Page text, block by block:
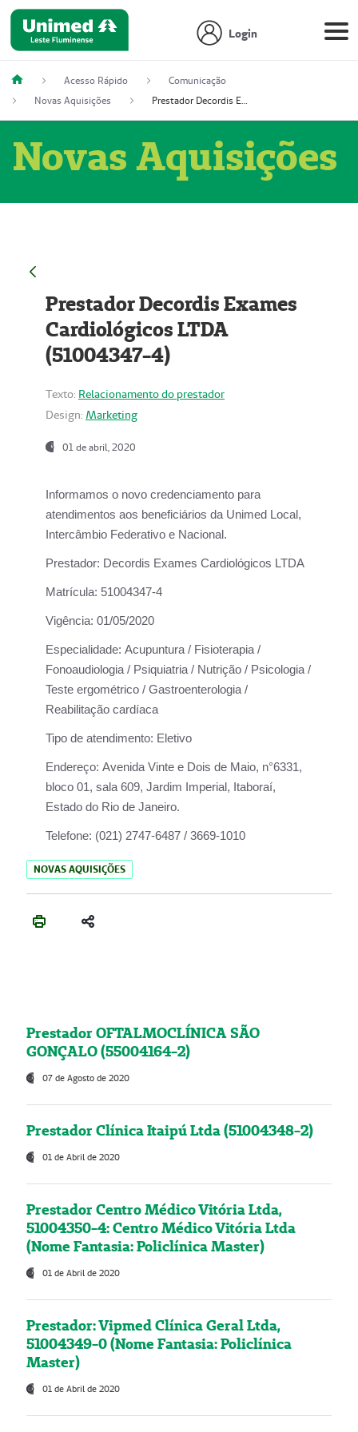
Login
Acesso Rápido
Comunicação
Novas Aquisições
Prestador Decordis Exames Cardiológicos LTDA (51004347-4)
Novas Aquisições
Prestador Decordis Exames
Cardiológicos LTDA
(51004347-4)
Texto: Relacionamento do prestador
Design: Marketing
01 de abril, 2020
Informamos o novo credenciamento para
atendimentos aos beneficiários da Unimed Local,
Intercâmbio Federativo e Nacional.
Prestador: Decordis Exames Cardiológicos LTDA
Matrícula: 51004347-4
Vigência: 01/05/2020
Especialidade: Acupuntura / Fisioterapia /
Fonoaudiologia / Psiquiatria / Nutrição / Psicologia /
Teste ergométrico / Gastroenterologia /
Reabilitação cardíaca
Tipo de atendimento: Eletivo
Endereço: Avenida Vinte e Dois de Maio, n°6331,
bloco 01, sala 609, Jardim Imperial, Itaboraí,
Estado do Rio de Janeiro.
Telefone: (021) 2747-6487 / 3669-1010
NOVAS AQUISIÇÕES
Prestador OFTALMOCLÍNICA SÃO
GONÇALO (55004164-2)
07 de Agosto de 2020
Prestador Clínica Itaipú Ltda (51004348-2)
01 de Abril de 2020
Prestador Centro Médico Vitória Ltda,
51004350-4: Centro Médico Vitória Ltda
(Nome Fantasia: Policlínica Master)
01 de Abril de 2020
Prestador: Vipmed Clínica Geral Ltda,
51004349-0 (Nome Fantasia: Policlínica
Master)
01 de Abril de 2020